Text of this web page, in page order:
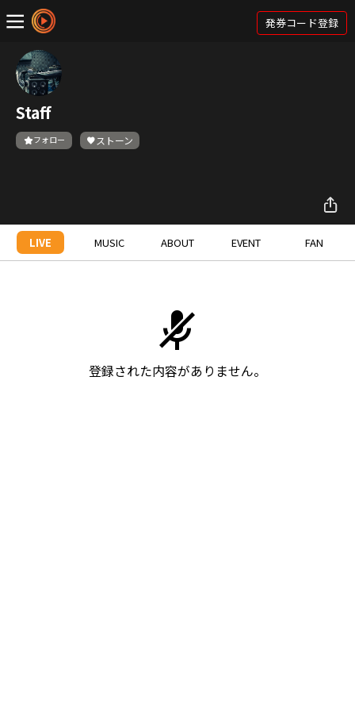
発券コード登録
Staff
フォロー ストーン
LIVE MUSIC ABOUT EVENT FAN
登録された内容がありません。